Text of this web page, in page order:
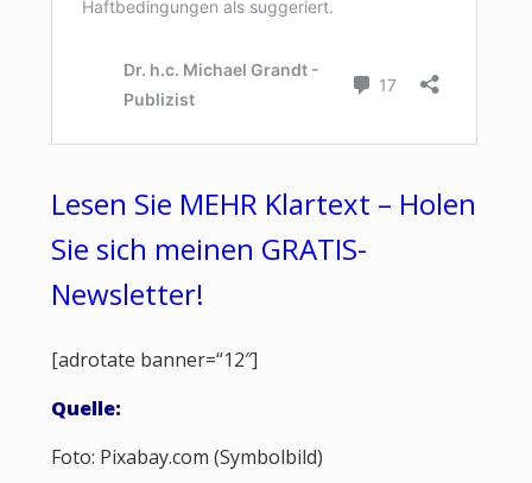
Lesen Sie MEHR Klartext – Holen
Sie sich meinen GRATIS-
Newsletter!
[adrotate banner=“12″]
Quelle:
Foto: Pixabay.com (Symbolbild)